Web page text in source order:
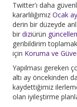
Twitter'ı daha
kararlılığımızOcak
derin bir düzeyde
birdiziürün
geribildirim
için Koruma ve
Yapılması gereken
altı ay öncekinden
kaydettiğimiz
olan iyileştirme